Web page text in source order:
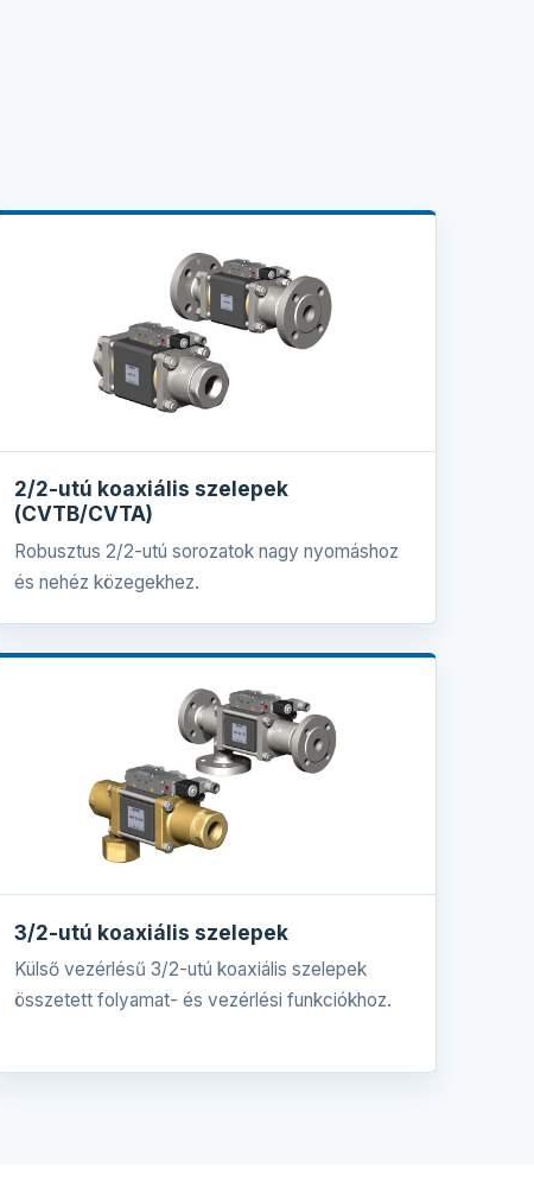
2/2-utú koaxiális szelepek
(CVTB/CVTA)
Robusztus 2/2-utú sorozatok nagy nyomáshoz
és nehéz közegekhez.
3/2-utú koaxiális szelepek
Külső vezérlésű 3/2-utú koaxiális szelepek
összetett folyamat- és vezérlési funkciókhoz.